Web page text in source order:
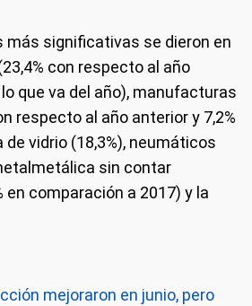
más significativas se dieron en
con respecto al año
que va del año), manufacturas
respecto al año anterior y 7,2%
de vidrio (18,3%), neumáticos
sin contar
en comparación a 2017) y la
mejoraron en junio, pero